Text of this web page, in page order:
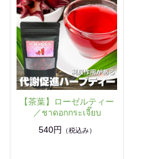
【茶葉】ローゼルティー
／ชาดอกกระเจี๊ยบ
540円
（税込み）